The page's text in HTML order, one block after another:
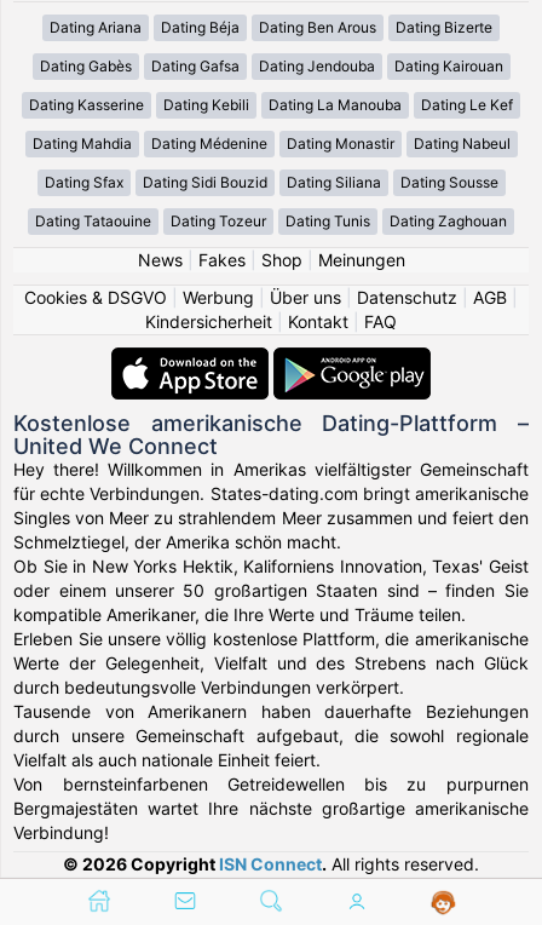
Dating Ariana Dating Béja Dating Ben Arous Dating Bizerte
Dating Gabès Dating Gafsa Dating Jendouba Dating Kairouan
Dating Kasserine Dating Kebili Dating La Manouba Dating Le Kef
Dating Mahdia Dating Médenine Dating Monastir Dating Nabeul
Dating Sfax Dating Sidi Bouzid Dating Siliana Dating Sousse
Dating Tataouine Dating Tozeur Dating Tunis Dating Zaghouan
News| Fakes| Shop
Meinungen
Cookies & DSGVO
Werbung Über uns Datenschutz AGB
Kindersicherheit
Kontakt FAQ
Kostenlose amerikanische Dating-Plattform –
United We Connect
Hey there! Willkommen in Amerikas vielfältigster Gemeinschaft
für echte Verbindungen. States-dating.com bringt amerikanische
Singles von Meer zu strahlendem Meer zusammen und feiert den
Schmelztiegel, der Amerika schön macht.
Ob Sie in New Yorks Hektik, Kaliforniens Innovation, Texas' Geist
oder einem unserer 50 großartigen Staaten sind – finden Sie
kompatible Amerikaner, die Ihre Werte und Träume teilen.
Erleben Sie unsere völlig kostenlose Plattform, die amerikanische
Werte der Gelegenheit, Vielfalt und des Strebens nach Glück
durch bedeutungsvolle Verbindungen verkörpert.
Tausende von Amerikanern haben dauerhafte Beziehungen
durch unsere Gemeinschaft aufgebaut, die sowohl regionale
Vielfalt als auch nationale Einheit feiert.
Von bernsteinfarbenen Getreidewellen bis zu purpurnen
Bergmajestäten wartet Ihre nächste großartige amerikanische
Verbindung!
© 2026 Copyright ISN Connect. All rights reserved.